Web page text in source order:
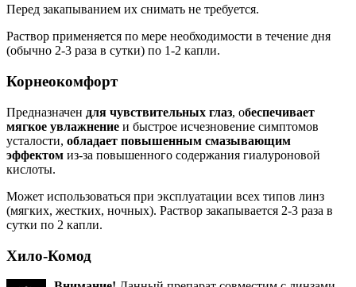
Перед закапыванием их снимать не требуется.
Раствор применяется по мере необходимости в течение дня
(обычно 2-3 раза в сутки) по 1-2 капли.
Корнеокомфорт
Предназначен для чувствительных глаз, обеспечивает
мягкое увлажнение и быстрое исчезновение симптомов
усталости, обладает повышенным смазывающим
эффектом из-за повышенного содержания гиалуроновой
кислоты.
Может использоваться при эксплуатации всех типов линз
(мягких, жестких, ночных). Раствор закапывается 2-3 раза в
сутки по 2 капли.
Хило-Комод